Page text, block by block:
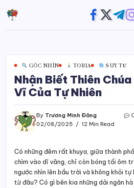
to
content
https://
https://
Đường
Chân
Website
Trương
GÓC NHÌN TOBIA SUY TƯ
Nhận Biết Thiên
Vĩ Của Tự Nhiên
By Trương Minh Đăng
02/08/2025
12 Min Read
Có những đêm rất khuya, giữa thành
chìm vào dĩ vãng, chỉ còn bóng tối ôm
ngước nhìn lên bầu trời và không khỏi tự
từ đâu? Có gì bên kia những dải ngân